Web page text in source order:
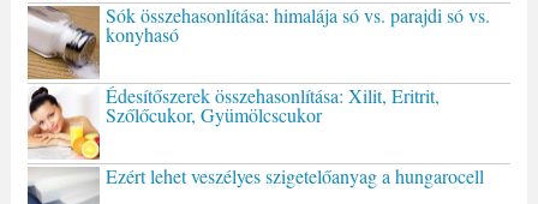
Sók összehasonlítása: himalája só vs. parajdi só vs.
konyhasó
Édesítőszerek összehasonlítása: Xilit, Eritrit,
Szőlőcukor, Gyümölcscukor
Ezért lehet veszélyes szigetelőanyag a hungarocell